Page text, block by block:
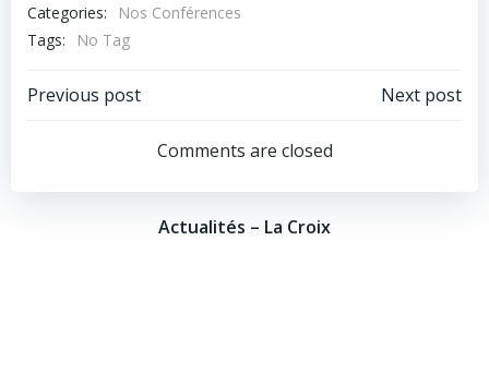
Categories:
Nos Conférences
Tags:
No Tag
Post
navigation
Previous post
navigation
Next post
Comments are closed
Actualités – La Croix